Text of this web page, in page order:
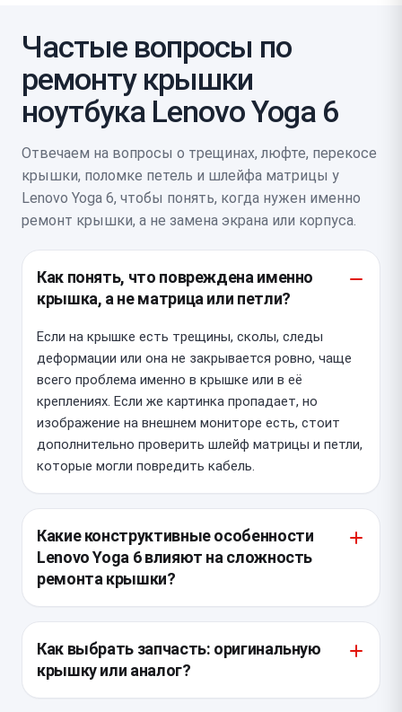
Частые вопросы по
ремонту крышки
ноутбука Lenovo Yoga 6
Отвечаем на вопросы о трещинах, люфте, перекосе
крышки, поломке петель и шлейфа матрицы у
Lenovo Yoga 6, чтобы понять, когда нужен именно
ремонт крышки, а не замена экрана или корпуса.
Как понять, что повреждена именно
крышка, а не матрица или петли?
Если на крышке есть трещины, сколы, следы
деформации или она не закрывается ровно, чаще
всего проблема именно в крышке или в её
креплениях. Если же картинка пропадает, но
изображение на внешнем мониторе есть, стоит
дополнительно проверить шлейф матрицы и петли,
которые могли повредить кабель.
Какие конструктивные особенности
Lenovo Yoga 6 влияют на сложность
ремонта крышки?
360 градусов, поэтому крышка и петли работают
под повышенной нагрузкой. При разборке важно не
повредить шлейфы дисплея и антенны, которые
проходят в зоне петель, а также аккуратно
Как выбрать запчасть: оригинальную
крышку или аналог?